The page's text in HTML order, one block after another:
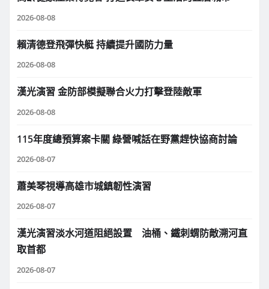
2026-08-08
賴清德登飛彈快艇 持續提升國防力量
2026-08-08
漢光演習 金防部模擬聯合火力打擊登陸敵軍
2026-08-08
115年度總預算案卡關 綠營喊話在野黨趕快協商討論
2026-08-07
蕭美琴視導高雄市城鎮韌性演習
2026-08-07
漢光演習淡水河道阻絕設置 油桶、鐵刺蝟防敵溯河直
取首都
2026-08-07